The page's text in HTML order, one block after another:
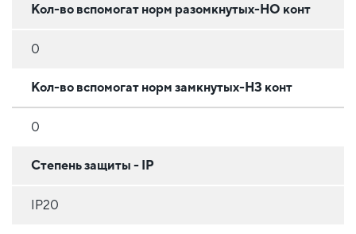
Кол-во вспомогат норм разомкнутых-НО конт
0
Кол-во вспомогат норм замкнутых-НЗ конт
0
Степень защиты - IP
IP20